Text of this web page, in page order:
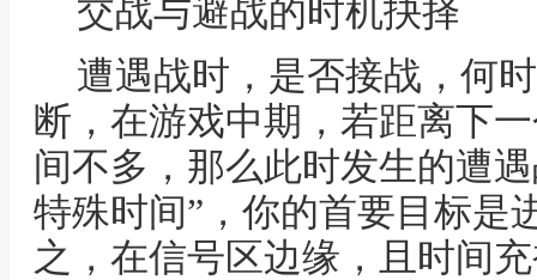
交战与避战的时机抉择
遭遇战时，是否接战，何
断，在游戏中期，若距离下
间不多，那么此时发生的遭
特殊时间”，你的首要目标是
之，在信号区边缘，且时间